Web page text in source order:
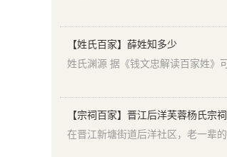
【姓氏百家】薛姓知多少
【宗祠百家】晋江后洋芙蓉杨氏宗
在晋江新塘街道后洋社区，老一辈